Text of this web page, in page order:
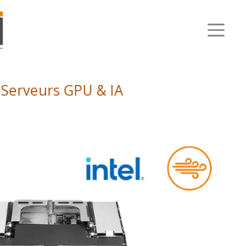
Serveurs GPU & IA